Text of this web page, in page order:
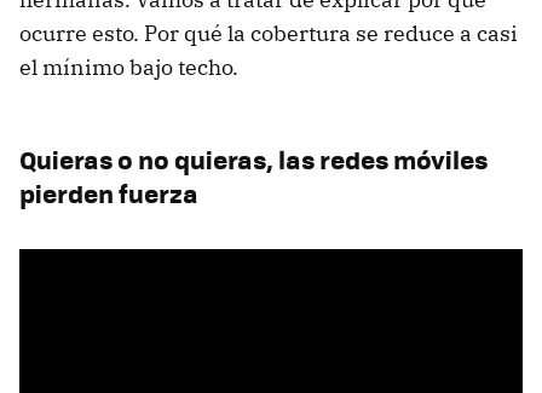
ocurre esto. Por qué la cobertura se reduce a casi
el mínimo bajo techo.
Quieras o no quieras, las redes móviles
pierden fuerza